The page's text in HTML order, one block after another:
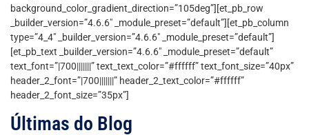
background_color_gradient_direction=”105deg”][et_pb_row
_builder_version=”4.6.6″ _module_preset=”default”][et_pb_column
type=”4_4″ _builder_version=”4.6.6″ _module_preset=”default”]
[et_pb_text _builder_version=”4.6.6″ _module_preset=”default”
text_font=”|700|||||||” text_text_color=”#ffffff” text_font_size=”40px”
header_2_font=”|700|||||||” header_2_text_color=”#ffffff”
header_2_font_size=”35px”]
Últimas do Blog